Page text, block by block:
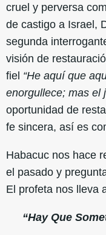
cruel y perversa
de castigo a Israel,
segunda
visión de
fiel “He aquí que
enorgullece; mas el
oportunidad de
fe sincera, así es
Habacuc nos hace
el pasado y
El profeta nos lleva
“Hay Que